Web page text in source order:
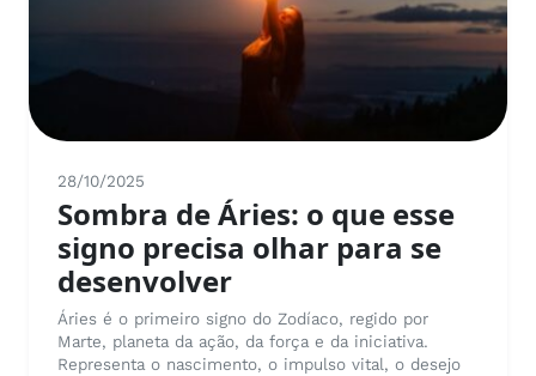
28/10/2025
Sombra de Áries: o que esse
signo precisa olhar para se
desenvolver
Áries é o primeiro signo do Zodíaco, regido por
Marte, planeta da ação, da força e da iniciativa.
Representa o nascimento, o impulso vital, o desejo